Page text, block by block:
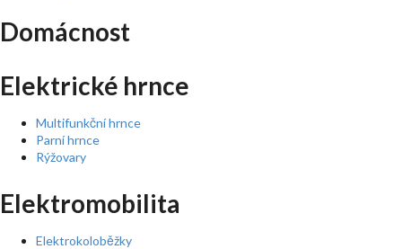
Domácnost
Elektrické hrnce
Multifunkční hrnce
Parní hrnce
Rýžovary
Elektromobilita
Elektrokoloběžky